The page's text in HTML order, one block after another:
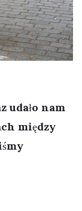
udało nam
między